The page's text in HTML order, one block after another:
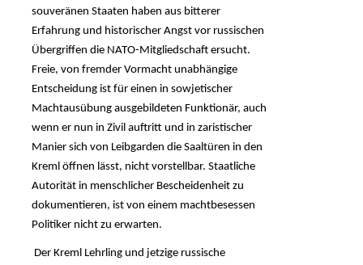
souveränen Staaten haben aus bitterer
Erfahrung und historischer Angst vor russischen
Übergriffen die NATO-Mitgliedschaft ersucht.
Freie, von fremder Vormacht unabhängige
Entscheidung ist für einen in sowjetischer
Machtausübung ausgebildeten Funktionär, auch
wenn er nun in Zivil auftritt und in zaristischer
Manier sich von Leibgarden die Saaltüren in den
Kreml öffnen lässt, nicht vorstellbar. Staatliche
Autorität in menschlicher Bescheidenheit zu
dokumentieren, ist von einem machtbesessen
Politiker nicht zu erwarten.
Der Kreml Lehrling und jetzige russische